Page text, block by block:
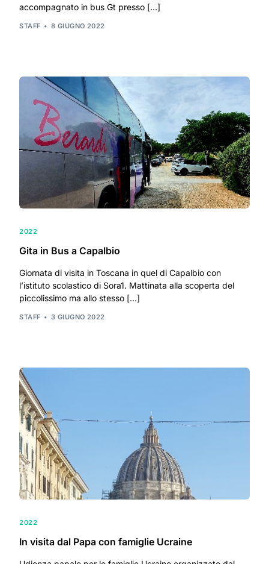
accompagnato in bus Gt presso […]
STAFF 8 GIUGNO 2022
2022
Gita in Bus a Capalbio
Giornata di visita in Toscana in quel di Capalbio con
l’istituto scolastico di Sora1. Mattinata alla scoperta del
piccolissimo ma allo stesso […]
STAFF 3 GIUGNO 2022
2022
In visita dal Papa con famiglie Ucraine